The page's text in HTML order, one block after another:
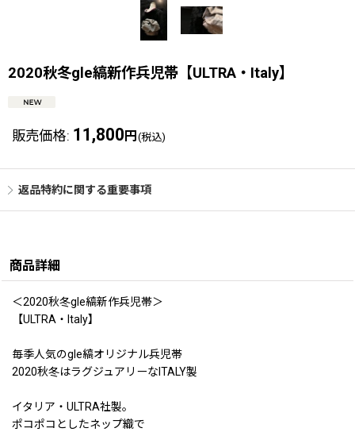
2020秋冬gle縞新作兵児帯【ULTRA・Italy】
販売価格: 11,800 円 (税込)
返品特約に関する重要事項
商品詳細
＜2020秋冬gle縞新作兵児帯＞
【ULTRA・Italy】
毎季人気のgle縞オリジナル兵児帯
2020秋冬はラグジュアリーなITALY製
イタリア・ULTRA社製。
ポコポコとしたネップ織で